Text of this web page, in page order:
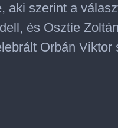
aki szerint a
és Osztie
Orbán